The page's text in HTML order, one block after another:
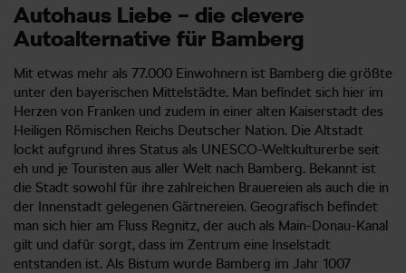
Autohaus Liebe – die clevere
Autoalternative für Bamberg
Mit etwas mehr als 77.000 Einwohnern ist Bamberg die größte
unter den bayerischen Mittelstädte. Man befindet sich hier im
Herzen von Franken und zudem in einer alten Kaiserstadt des
Heiligen Römischen Reichs Deutscher Nation. Die Altstadt
lockt aufgrund ihres Status als UNESCO-Weltkulturerbe seit
eh und je Touristen aus aller Welt nach Bamberg. Bekannt ist
die Stadt sowohl für ihre zahlreichen Brauereien als auch die in
der Innenstadt gelegenen Gärtnereien. Geografisch befindet
man sich hier am Fluss Regnitz, der auch als Main-Donau-Kanal
gilt und dafür sorgt, dass im Zentrum eine Inselstadt
entstanden ist. Als Bistum wurde Bamberg im Jahr 1007